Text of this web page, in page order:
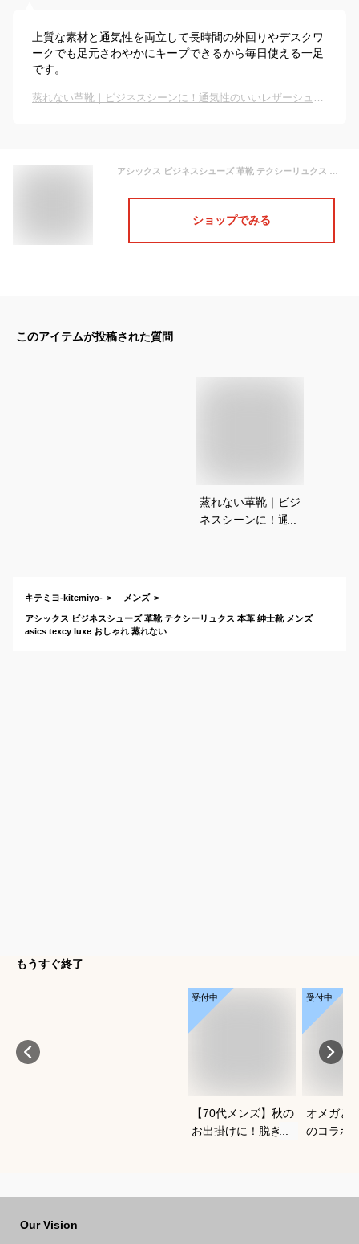
上質な素材と通気性を両立して長時間の外回りやデスクワ
ークでも足元さわやかにキープできるから毎日使える一足
です。
蒸れない革靴｜ビジネスシーンに！通気性のいいレザーシューズのおすすめは？
アシックス ビジネスシューズ 革靴 テクシーリュクス 本革 紳士靴 メンズ asics texcy luxe おしゃれ 蒸れない
ショップでみる
このアイテムが投稿された質問
蒸れない革靴｜ビジ
ネスシーンに！通気
キテミヨ-kitemiyo- メンズ
アシックス ビジネスシューズ 革靴 テクシーリュクス 本革 紳士靴 メンズ
asics texcy luxe おしゃれ 蒸れない
もうすぐ終了
受付中
【70代メンズ】秋の
お出掛けに！脱ぎ着
受付中
オメガと
のコラボ
Our Vision